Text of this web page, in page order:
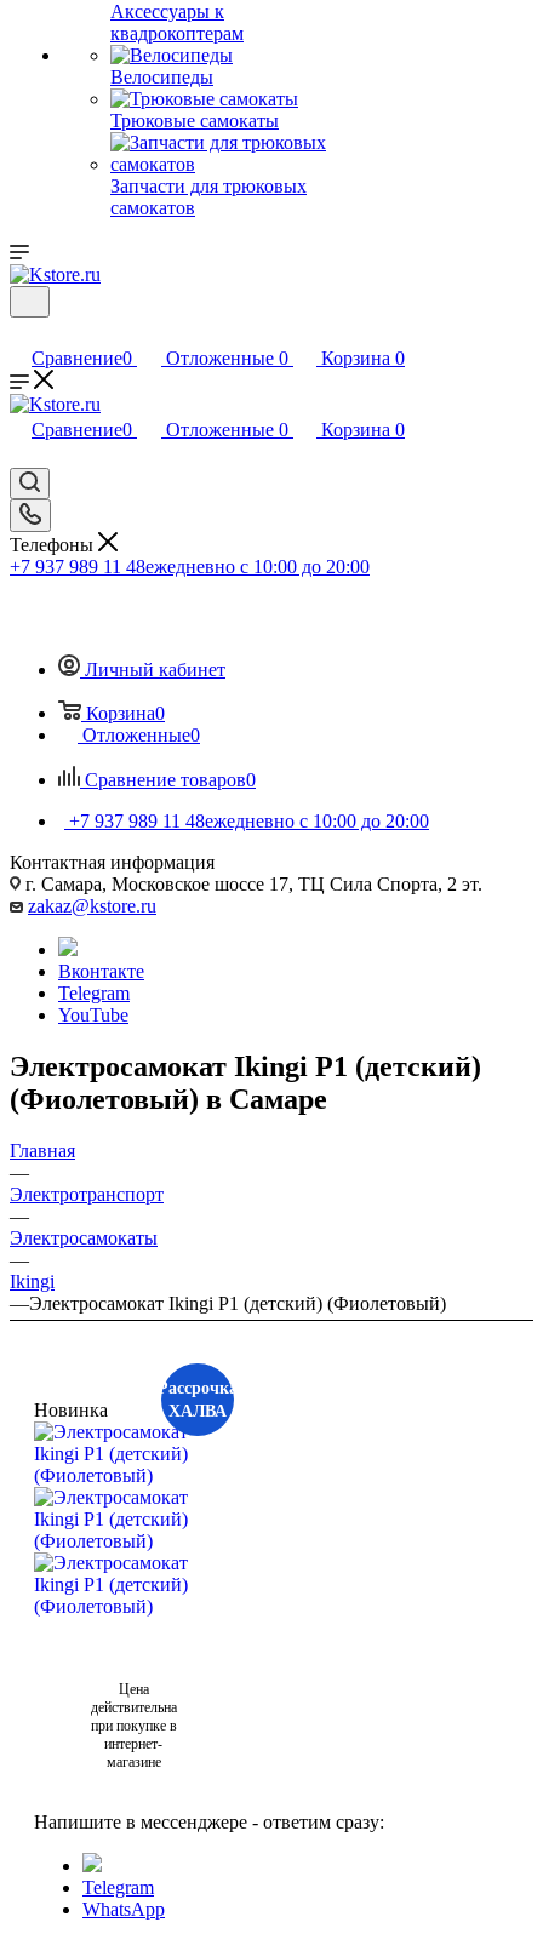
Аксессуары к
квадрокоптерам
Велосипеды
Трюковые самокаты
Запчасти для трюковых
самокатов
Сравнение0 Отложенные 0 Корзина 0
Сравнение0 Отложенные 0 Корзина 0
Телефоны
+7 937 989 11 48ежедневно с 10:00 до 20:00
Личный кабинет
Корзина0
Отложенные0
Сравнение товаров0
+7 937 989 11 48ежедневно с 10:00 до 20:00
Контактная информация
г. Самара, Московское шоссе 17, ТЦ Сила Спорта, 2 эт.
zakaz@kstore.ru
Вконтакте
Telegram
YouTube
Электросамокат Ikingi P1 (детский)
(Фиолетовый) в Самаре
Главная
—
Электротранспорт
—
Электросамокаты
—
Ikingi
—Электросамокат Ikingi P1 (детский) (Фиолетовый)
Рассрочка
ХАЛВА
Новинка
Цена
действительна
при покупке в
интернет-
магазине
Напишите в мессенджере - ответим сразу:
Telegram
WhatsApp